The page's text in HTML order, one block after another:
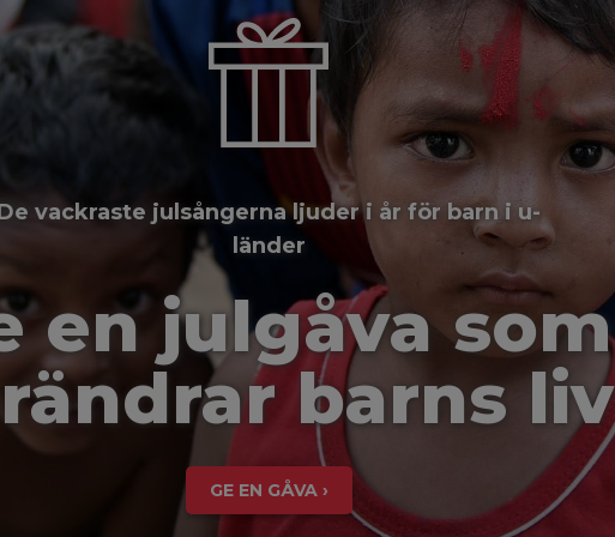
vackraste julsångerna ljuder i år för barn i u-
länder
en julgåva som
barns liv
GE EN GÅVA ›